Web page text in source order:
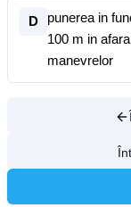
D
punerea in
100 m in
manevrelor